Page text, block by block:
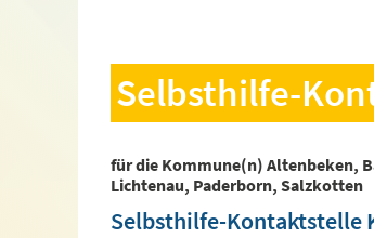
Selbsthilfe-
für die Kommune(n) Altenbeken,
Lichtenau, Paderborn, Salzkotten
Selbsthilfe-Kontaktstelle